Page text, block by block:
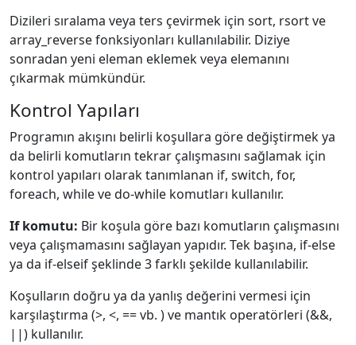
Dizileri sıralama veya ters çevirmek için sort, rsort ve
array_reverse fonksiyonları kullanılabilir. Diziye
sonradan yeni eleman eklemek veya elemanını
çıkarmak mümkündür.
Kontrol Yapıları
Programın akışını belirli koşullara göre değiştirmek ya
da belirli komutların tekrar çalışmasını sağlamak için
kontrol yapıları olarak tanımlanan if, switch, for,
foreach, while ve do-while komutları kullanılır.
If komutu: Bir koşula göre bazı komutların çalışmasını
veya çalışmamasını sağlayan yapıdır. Tek başına, if-else
ya da if-elseif şeklinde 3 farklı şekilde kullanılabilir.
Koşulların doğru ya da yanlış değerini vermesi için
karşılaştırma (>, <, == vb. ) ve mantık operatörleri (&&,
||) kullanılır.